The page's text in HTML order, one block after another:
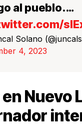
al pueblo.…
Solano
4, 2023
Nuevo